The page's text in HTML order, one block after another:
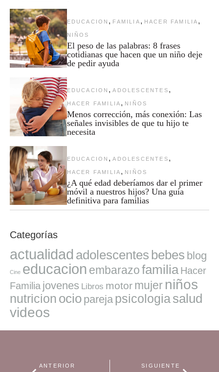
EDUCACION , FAMILIA , HACER FAMILIA ,
NIÑOS
El peso de las palabras: 8 frases
cotidianas que hacen que un niño deje
de pedir ayuda
EDUCACION , ADOLESCENTES ,
HACER FAMILIA , NIÑOS
Menos corrección, más conexión: Las
señales invisibles de que tu hijo te
necesita
EDUCACION , ADOLESCENTES ,
HACER FAMILIA , NIÑOS
¿A qué edad deberíamos dar el primer
móvil a nuestros hijos? Una guía
definitiva para familias
Categorías
actualidad adolescentes bebes blog
Cine educacion embarazofamilia Hacer
Familia jovenes Libros motor mujer niños
nutricion ocio pareja psicologiasalud
videos
ANTERIOR SIGUIENTE